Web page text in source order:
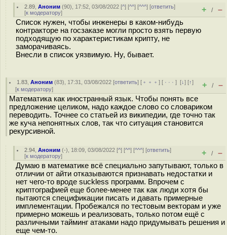
2.89 ,Аноним (90), 17:52, 03/08/2022 [^] [^^] [^^^] [ответить]
[к модератору] + / –
Список нужен, чтобы инженеры в каком-нибудь
контракторе на госзаказе могли просто взять первую
подходящую по характеристикам крипту, не
заморачиваясь.
Внесли в список уязвимую. Ну, бывает.
1.83 ,Аноним (83), 17:31, 03/08/2022 [ответить] [ ﹢﹢﹢] [ · · ·][↓] [↑]
[к модератору] + / –
Математика как иностранный язык. Чтобы понять все
предложение целиком, надо каждое слово со словариком
переводить. Точнее со статьей из википедии, где точно так
же куча непонятных слов, так что ситуация становится
рекурсивной.
2.94 ,Аноним (-), 18:09, 03/08/2022 [^] [^^] [^^^] [ответить]
[к модератору] + / –
Думаю в математике всё специально запутывают, только в
отличии от айти отказываются признавать недостатки и
нет чего-то вроде suckless программ. Впрочем с
криптографией еще более-менее так как люди хотя бы
пытаются спецификации писать и давать примерные
имплементации. Пробежался по тестовым векторам и уже
примерно можешь и реализовать, только потом ещё с
различными тайминг атаками надо придумывать решения и
еще чем-то.